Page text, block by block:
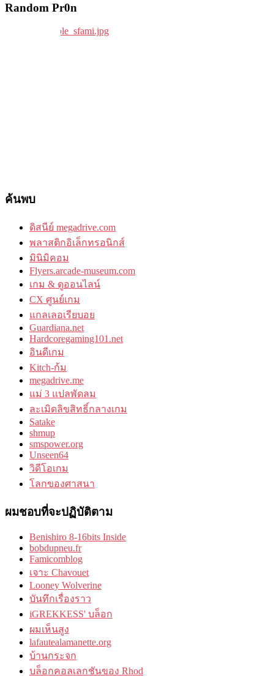
Random Pr0n
ค้นพบ
ดิสนีย์ megadrive.com
พลาสติกอิเล็กทรอนิกส์
มินิมิคอม
Flyers.arcade-museum.com
เกม & ดูออนไลน์
CX ศูนย์เกม
แกลเลอเรียบอย
Guardiana.net
Hardcoregaming101.net
อินดีเกม
Kitch-ก้ม
megadrive.me
แม่ 3 แปลพัดลม
ละเมิดลิขสิทธิ์กลางเกม
Satake
shmup
smspower.org
Unseen64
วิดีโอเกม
โลกของศาสนา
ผมชอบที่จะปฏิบัติตาม
Benishiro 8-16bits Inside
bobdupneu.fr
Famicomblog
เจาะ Chavouet
Looney Wolverine
บันทึกเรื่องราว
iGREKKESS' บล็อก
ผมเห็นสูง
lafautealamanette.org
บ้านกระจก
บล็อกคอลเลกชันของ Rhod